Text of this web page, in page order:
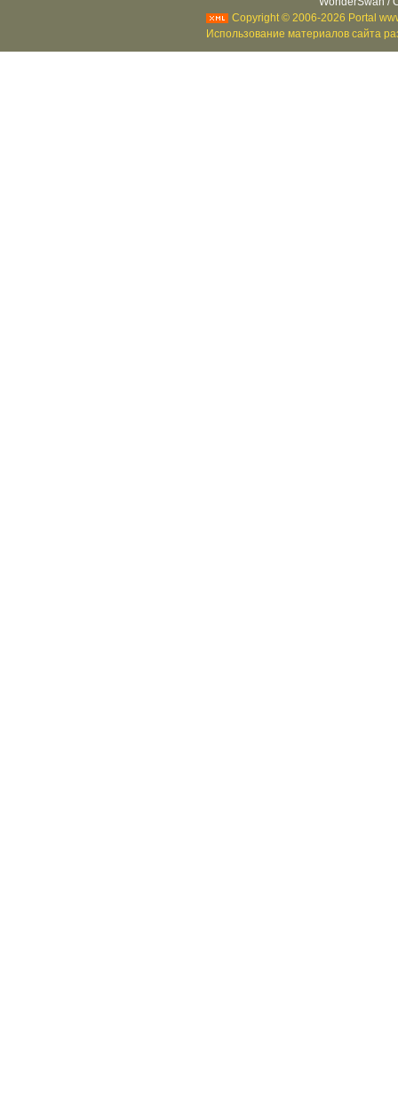
Copyright © 2006-2026 Portal
Использование материалов сайта